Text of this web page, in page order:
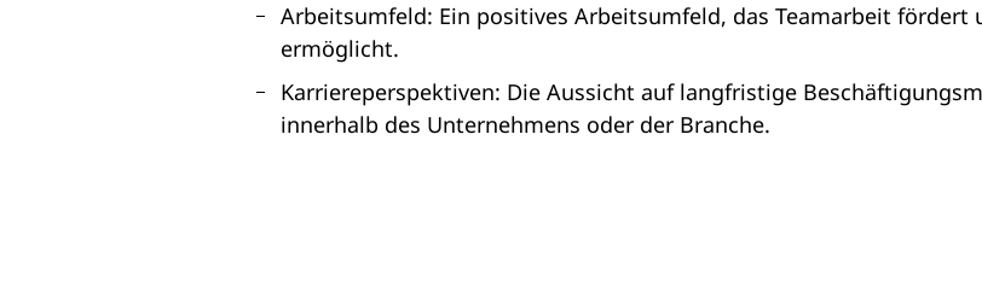
Arbeitsumfeld: Ein positives Arbeitsumfeld, das Teamarbeit fördert
ermöglicht.
Karriereperspektiven: Die Aussicht auf langfristige
innerhalb des Unternehmens oder der Branche.